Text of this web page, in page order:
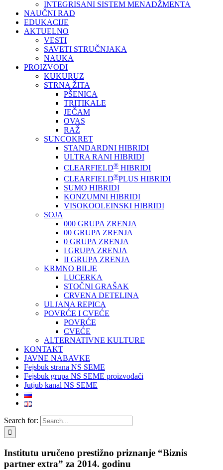
INTEGRISANI SISTEM MENADŽMENTA
NAUČNI RAD
EDUKACIJE
AKTUELNO
VESTI
SAVETI STRUČNJAKA
NAUKA
PROIZVODI
KUKURUZ
STRNA ŽITA
PŠENICA
TRITIKALE
JEČAM
OVAS
RAŽ
SUNCOKRET
STANDARDNI HIBRIDI
ULTRA RANI HIBRIDI
CLEARFIELD® HIBRIDI
CLEARFIELD®PLUS HIBRIDI
SUMO HIBRIDI
KONZUMNI HIBRIDI
VISOKOOLEINSKI HIBRIDI
SOJA
000 GRUPA ZRENJA
00 GRUPA ZRENJA
0 GRUPA ZRENJA
I GRUPA ZRENJA
II GRUPA ZRENJA
KRMNO BILJE
LUCERKA
STOČNI GRAŠAK
CRVENA DETELINA
ULJANA REPICA
POVRĆE I CVEĆE
POVRĆE
CVEĆE
ALTERNATIVNE KULTURE
KONTAKT
JAVNE NABAVKE
Fejsbuk strana NS SEME
Fejsbuk grupa NS SEME proizvođači
Jutjub kanal NS SEME
Search for:
Institutu uručeno prestižno priznanje “Biznis
partner extra” za 2014. godinu